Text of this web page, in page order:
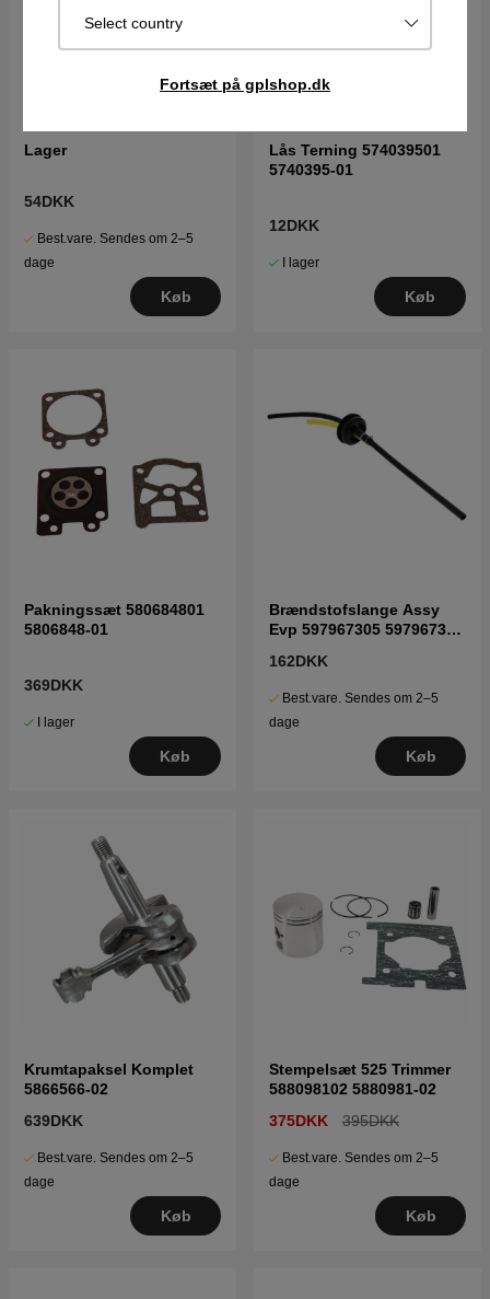
Select country
Fortsæt på gplshop.dk
Lager
54DKK
Best.vare. Sendes om 2–5
dage
Køb
Lås Terning 574039501
5740395-01
12DKK
I lager
Køb
Pakningssæt 580684801
5806848-01
369DKK
I lager
Køb
Brændstofslange Assy
Evp 597967305 5979673-
162DKK
Best.vare. Sendes om 2–5
dage
Køb
Krumtapaksel Komplet
5866566-02
639DKK
Best.vare. Sendes om 2–5
dage
Køb
Stempelsæt 525 Trimmer
588098102 5880981-02
375DKK
395DKK
Best.vare. Sendes om 2–5
dage
Køb